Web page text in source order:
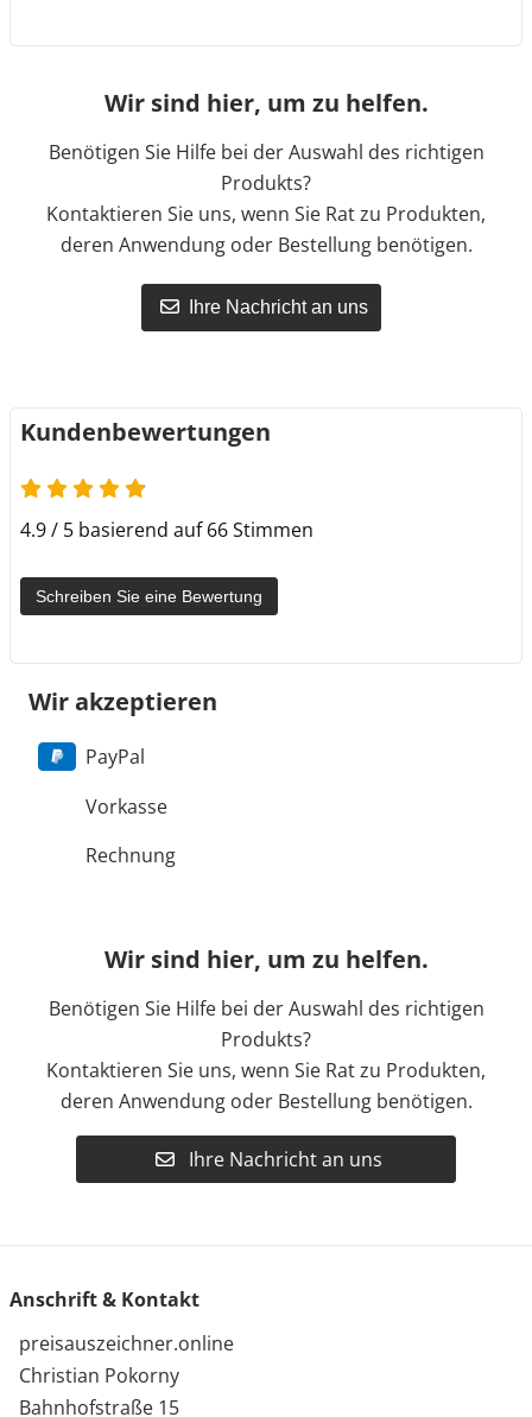
Wir sind hier, um zu helfen.
Benötigen Sie Hilfe bei der Auswahl des richtigen
Produkts?
Kontaktieren Sie uns, wenn Sie Rat zu Produkten,
deren Anwendung oder Bestellung benötigen.
Ihre Nachricht an uns
Kundenbewertungen
4.9 / 5 basierend auf 66 Stimmen
Schreiben Sie eine Bewertung
Wir akzeptieren
PayPal
Vorkasse
Rechnung
Wir sind hier, um zu helfen.
Benötigen Sie Hilfe bei der Auswahl des richtigen
Produkts?
Kontaktieren Sie uns, wenn Sie Rat zu Produkten,
deren Anwendung oder Bestellung benötigen.
Ihre Nachricht an uns
Anschrift & Kontakt
preisauszeichner.online
Christian Pokorny
Bahnhofstraße 15